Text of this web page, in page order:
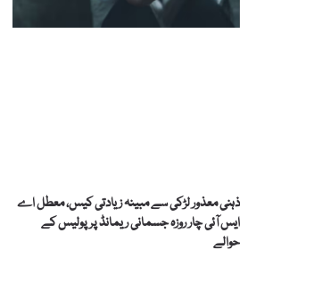
ذہنی معذور لڑکی سے مبینہ زیادتی کیس، معطل اے
ایس آئی چار روزہ جسمانی ریمانڈ پر پولیس کے
حوالے